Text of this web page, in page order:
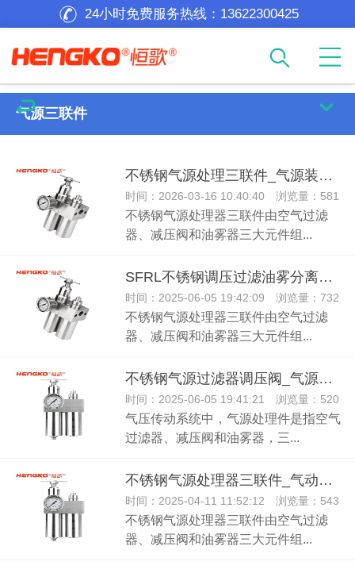
24小时免费服务热线： 13622300425
气源三联件
不锈钢气源处理三联件_气源装置三联件
时间：2026-03-16 10:40:40 浏览量：581
不锈钢气源处理器三联件由空气过滤
器、减压阀和油雾器三大元件组...
SFRL不锈钢调压过滤油雾分离过滤气动三联件气源处理器
时间：2025-06-05 19:42:09 浏览量：732
不锈钢气源处理器三联件由空气过滤
器、减压阀和油雾器三大元件组...
不锈钢气源过滤器调压阀_气源过滤减压阀
时间：2025-06-05 19:41:21 浏览量：520
气压传动系统中，气源处理件是指空气
过滤器、减压阀和油雾器，三...
不锈钢气源处理器三联件_气动阀门三联件
时间：2025-04-11 11:52:12 浏览量：543
不锈钢气源处理器三联件由空气过滤
器、减压阀和油雾器三大元件组...